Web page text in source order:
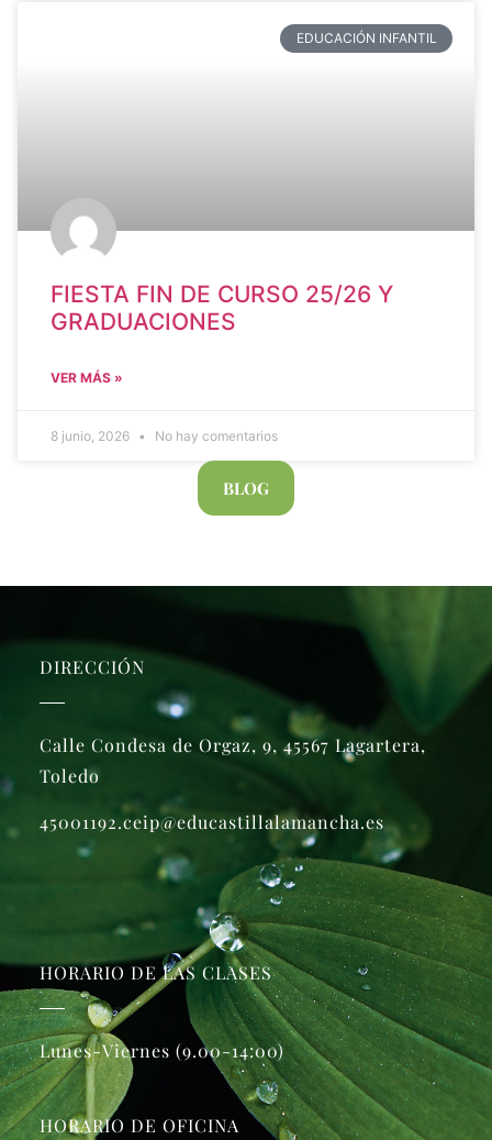
EDUCACIÓN INFANTIL
FIESTA FIN DE CURSO 25/26 Y
GRADUACIONES
VER MÁS »
8 junio, 2026 No hay comentarios
BLOG
DIRECCIÓN
Calle Condesa de Orgaz, 9, 45567 Lagartera,
Toledo
45001192.ceip@educastillalamancha.es
HORARIO DE LAS CLASES
Lunes-Viernes (9.00-14:00)
HORARIO DE OFICINA